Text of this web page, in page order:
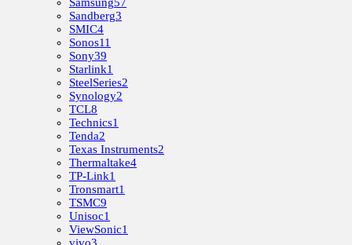
Samsung57
Sandberg3
SMIC4
Sonos11
Sony39
Starlink1
SteelSeries2
Synology2
TCL8
Technics1
Tenda2
Texas Instruments2
Thermaltake4
TP-Link1
Tronsmart1
TSMC9
Unisoc1
ViewSonic1